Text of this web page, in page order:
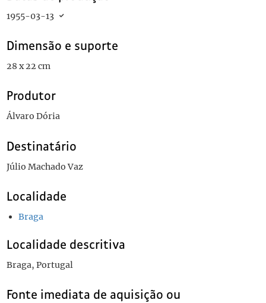
1955-03-13
Dimensão e suporte
28 x 22 cm
Produtor
Álvaro Dória
Destinatário
Júlio Machado Vaz
Localidade
Braga
Localidade descritiva
Braga, Portugal
Fonte imediata de aquisição ou